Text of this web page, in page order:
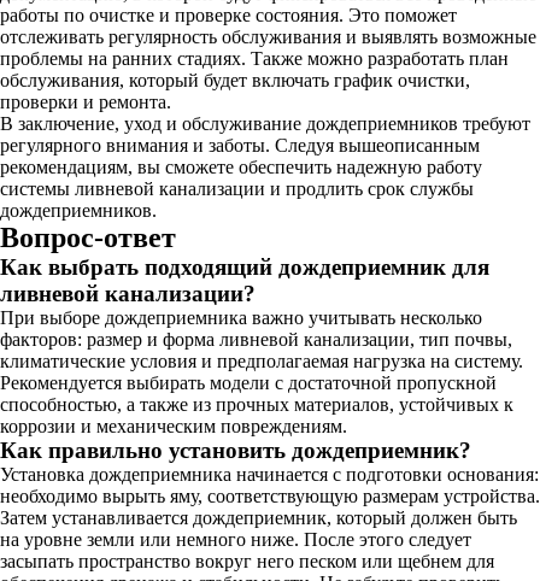
работы по очистке и проверке состояния. Это поможет
отслеживать регулярность обслуживания и выявлять возможные
проблемы на ранних стадиях. Также можно разработать план
обслуживания, который будет включать график очистки,
проверки и ремонта.
В заключение, уход и обслуживание дождеприемников требуют
регулярного внимания и заботы. Следуя вышеописанным
рекомендациям, вы сможете обеспечить надежную работу
системы ливневой канализации и продлить срок службы
дождеприемников.
Вопрос-ответ
Как выбрать подходящий дождеприемник для
ливневой канализации?
При выборе дождеприемника важно учитывать несколько
факторов: размер и форма ливневой канализации, тип почвы,
климатические условия и предполагаемая нагрузка на систему.
Рекомендуется выбирать модели с достаточной пропускной
способностью, а также из прочных материалов, устойчивых к
коррозии и механическим повреждениям.
Как правильно установить дождеприемник?
Установка дождеприемника начинается с подготовки основания:
необходимо вырыть яму, соответствующую размерам устройства.
Затем устанавливается дождеприемник, который должен быть
на уровне земли или немного ниже. После этого следует
засыпать пространство вокруг него песком или щебнем для